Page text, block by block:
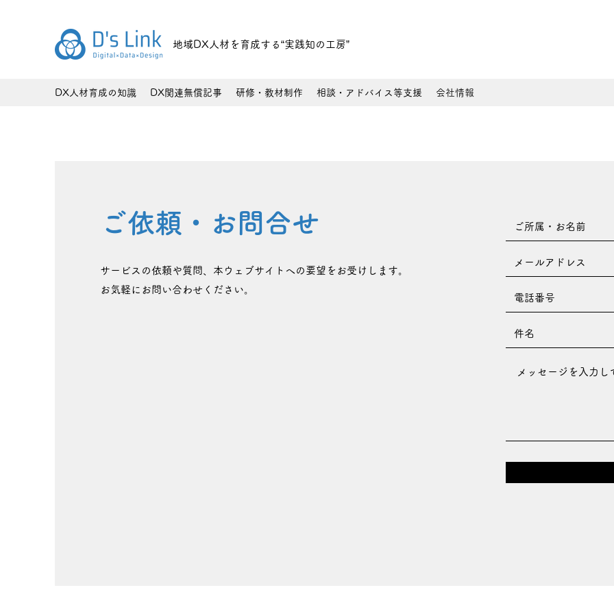
地域DX人材を育成する“実践知の工房”
DX人材育成の知識 DX関連無償記事 研修・教材制作 相談・アドバイス等支援 会社情報
ご依頼・お問合せ
サービスの依頼や質問、本ウェブサイトへの要望をお受けします。
お気軽にお問い合わせください。